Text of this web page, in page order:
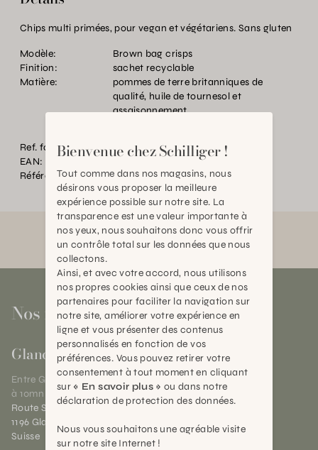
Chips multi primées, pour vegan et végétariens. Sans gluten
Modèle:
Brown bag crisps
Finition:
sachet recyclable
Matière:
pommes de terre britanniques de
qualité, huile de tournesol et
assaisonnement
Ref. fournisseur:
680270
EAN:
Référence:
BT.P95145.0000.0000.0000
Nos magasins
Gland
Entre Genève et Lausanne,
à 10mn de Nyon
Route Suisse 40
1196 Gland (VD)
Suisse
Bienvenue chez Schilliger !
Tout comme dans nos magasins, nous
désirons vous proposer la meilleure
expérience possible sur notre site. La
transparence est une valeur importante à
nos yeux, nous souhaitons donc vous offrir
un contrôle total sur les données que nous
collectons.
Ainsi, et avec votre accord, nous utilisons
nos propres cookies ainsi que ceux de nos
partenaires pour faciliter la navigation sur
notre site, améliorer votre expérience en
ligne et vous présenter des contenus
personnalisés en fonction de vos
préférences. Vous pouvez retirer votre
consentement à tout moment en cliquant
sur « En savoir plus » ou dans notre
déclaration de protection des données.
Nous vous souhaitons une agréable visite
sur notre site Internet !